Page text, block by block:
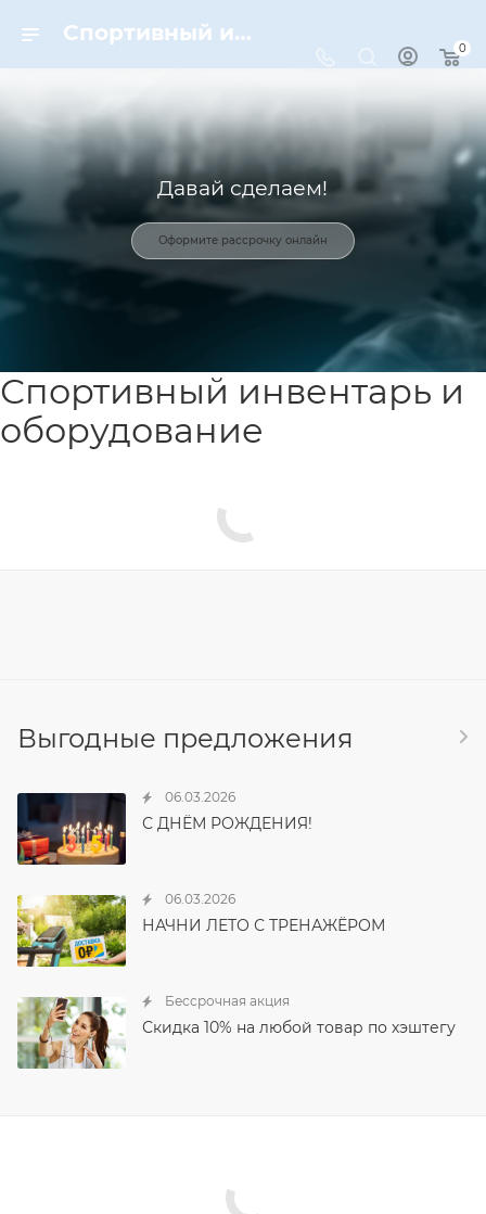
Спортивный инвентарь и оборудование для спорта в Москве | Dynamic-Sport
0
Давай сделаем!
Оформите рассрочку онлайн
Спортивный инвентарь и
оборудование
Выгодные предложения
06.03.2026
С ДНЁМ РОЖДЕНИЯ!
06.03.2026
НАЧНИ ЛЕТО С ТРЕНАЖЁРОМ
Бессрочная акция
Скидка 10% на любой товар по хэштегу